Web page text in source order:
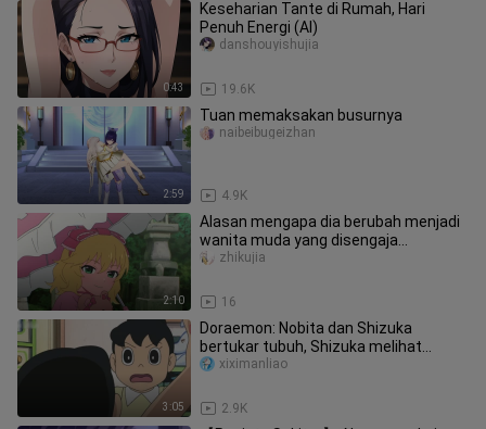
0:43
Keseharian Tante di Rumah, Hari
Penuh Energi (AI)
19.6K
danshouyishujia
2:59
Tuan memaksakan busurnya
4.9K
naibeibugeizhan
2:10
Alasan mengapa dia berubah menjadi
wanita muda yang disengaja
sebenarnya adalah produsernya...
16
zhikujia
3:05
Doraemon: Nobita dan Shizuka
bertukar tubuh, Shizuka melihat
sesuatu yang tidak seharusnya dia
2.9K
xiximanliao